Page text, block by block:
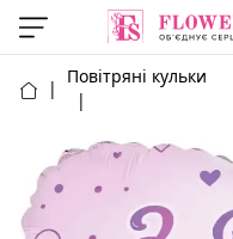
|
Повітряні кульки
|